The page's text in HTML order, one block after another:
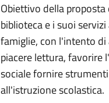
Obiettivo della
biblioteca e i suoi
famiglie, con l'intento di
piacere lettura, favorire
sociale fornire
all'istruzione scolastica.